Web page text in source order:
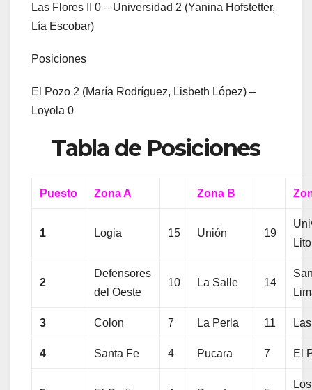
Las Flores II 0 – Universidad 2 (Yanina Hofstetter,
Lía Escobar)
Posiciones
El Pozo 2 (María Rodríguez, Lisbeth López) –
Loyola 0
Tabla de Posiciones
Puesto Zona A Zona B
1 Logia 15 Unión 19
2
Defensores
del Oeste
10 La Salle 14
3 Colon 7 La Perla 11
4 Santa Fe 4 Pucara 7 El
Los